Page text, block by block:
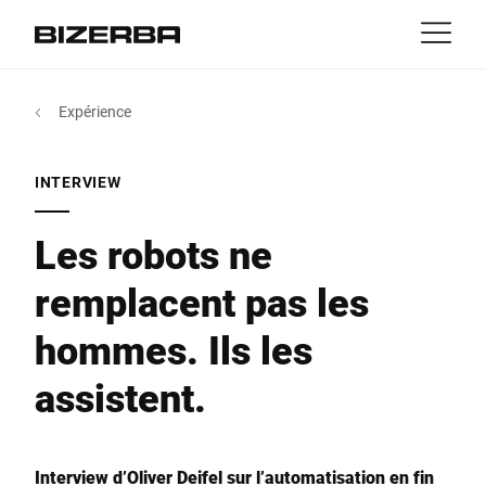
Expérience
Services
Entreprise
MyBizerba
Amérique
Australie
INTERVIEW
Les robots ne
remplacent pas les
hommes. Ils les
assistent.
Interview d’Oliver Deifel sur l’automatisation en fin
Expérience